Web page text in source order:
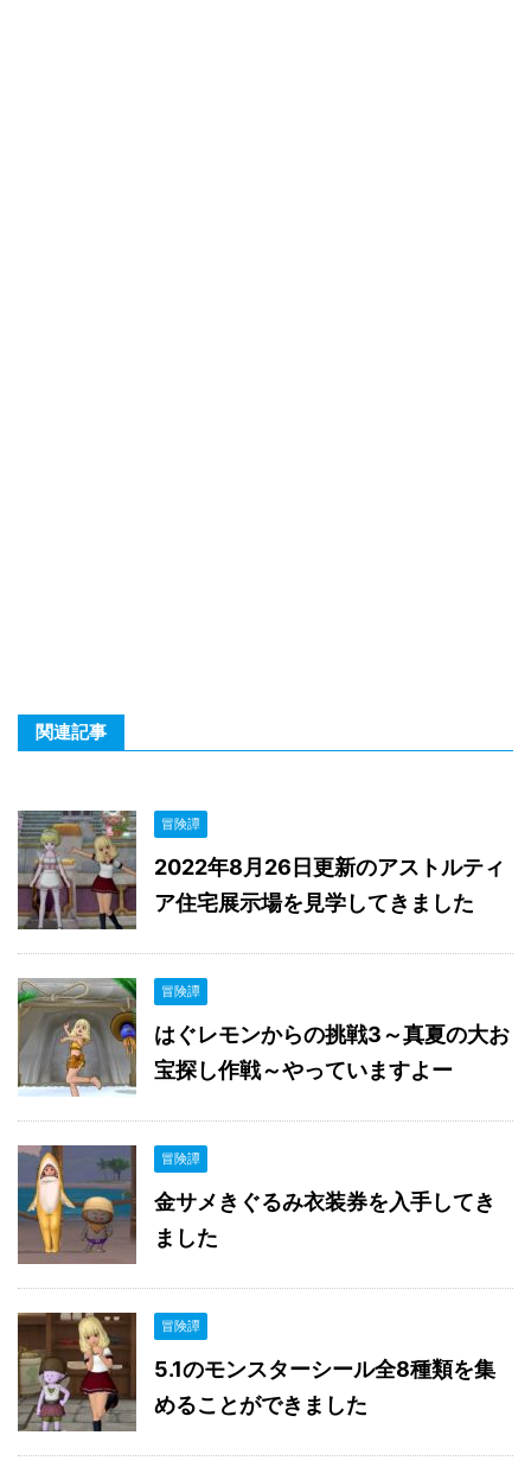
関連記事
冒険譚
2022年8月26日更新のアストルティ
ア住宅展示場を見学してきました
冒険譚
はぐレモンからの挑戦3～真夏の大お
宝探し作戦～やっていますよー
冒険譚
金サメきぐるみ衣装券を入手してき
ました
冒険譚
5.1のモンスターシール全8種類を集
めることができました